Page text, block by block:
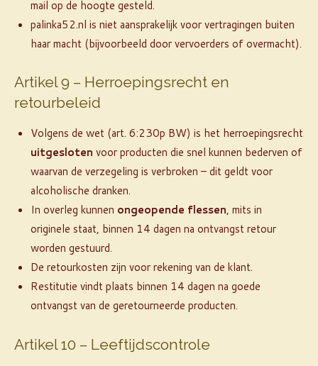
mail op de hoogte gesteld.
palinka52.nl is niet aansprakelijk voor vertragingen buiten
haar macht (bijvoorbeeld door vervoerders of overmacht).
Artikel 9 – Herroepingsrecht en
retourbeleid
Volgens de wet (art. 6:230p BW) is het herroepingsrecht
uitgesloten voor producten die snel kunnen bederven of
waarvan de verzegeling is verbroken – dit geldt voor
alcoholische dranken.
In overleg kunnen ongeopende flessen, mits in
originele staat, binnen 14 dagen na ontvangst retour
worden gestuurd.
De retourkosten zijn voor rekening van de klant.
Restitutie vindt plaats binnen 14 dagen na goede
ontvangst van de geretourneerde producten.
Artikel 10 – Leeftijdscontrole